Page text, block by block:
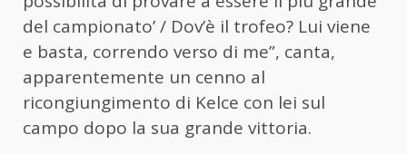
del campionato’ / Dov’è il trofeo? Lui viene
e basta, correndo verso di me”, canta,
apparentemente un cenno al
ricongiungimento di Kelce con lei sul
campo dopo la sua grande vittoria.